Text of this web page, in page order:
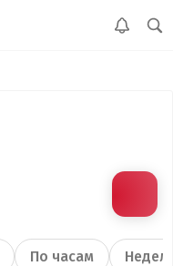
По часам